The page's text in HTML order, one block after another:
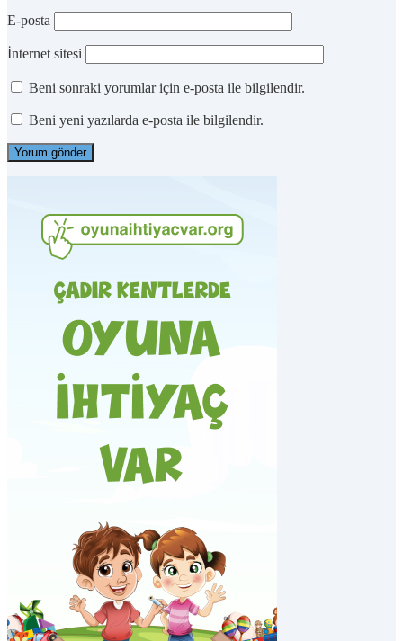
E-posta
İnternet sitesi
Beni sonraki yorumlar için e-posta ile bilgilendir.
Beni yeni yazılarda e-posta ile bilgilendir.